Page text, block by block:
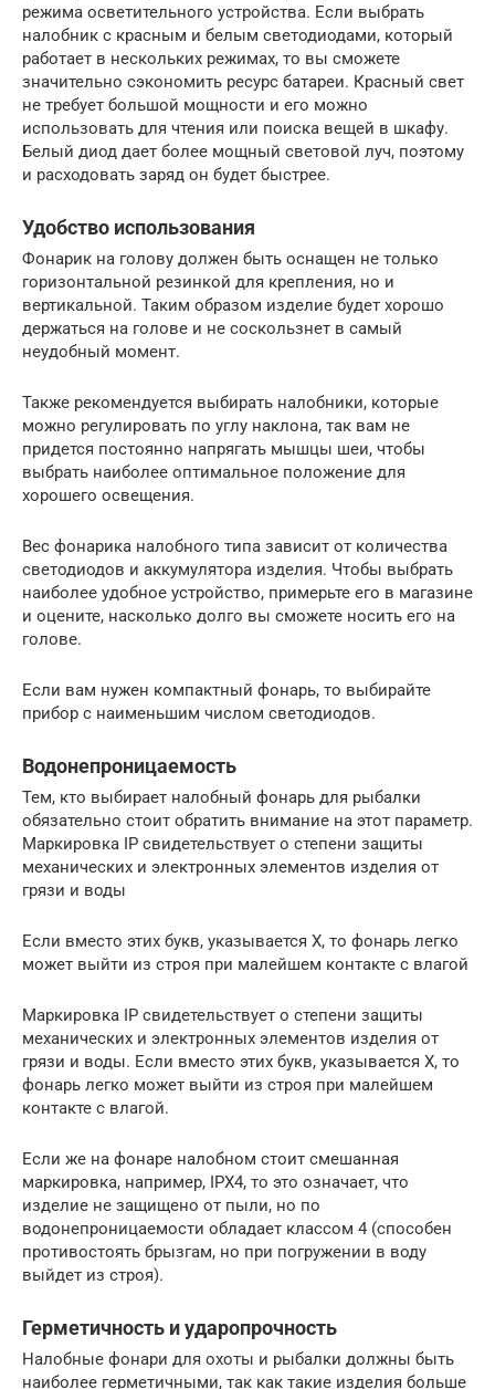
режима осветительного устройства. Если выбрать
налобник с красным и белым светодиодами, который
работает в нескольких режимах, то вы сможете
значительно сэкономить ресурс батареи. Красный свет
не требует большой мощности и его можно
использовать для чтения или поиска вещей в шкафу.
Белый диод дает более мощный световой луч, поэтому
и расходовать заряд он будет быстрее.
Удобство использования
Фонарик на голову должен быть оснащен не только
горизонтальной резинкой для крепления, но и
вертикальной. Таким образом изделие будет хорошо
держаться на голове и не соскользнет в самый
неудобный момент.
Также рекомендуется выбирать налобники, которые
можно регулировать по углу наклона, так вам не
придется постоянно напрягать мышцы шеи, чтобы
выбрать наиболее оптимальное положение для
хорошего освещения.
Вес фонарика налобного типа зависит от количества
светодиодов и аккумулятора изделия. Чтобы выбрать
наиболее удобное устройство, примерьте его в магазине
и оцените, насколько долго вы сможете носить его на
голове.
Если вам нужен компактный фонарь, то выбирайте
прибор с наименьшим числом светодиодов.
Водонепроницаемость
Тем, кто выбирает налобный фонарь для рыбалки
обязательно стоит обратить внимание на этот параметр.
Маркировка IP свидетельствует о степени защиты
механических и электронных элементов изделия от
грязи и воды
Если вместо этих букв, указывается X, то фонарь легко
может выйти из строя при малейшем контакте с влагой
Маркировка IP свидетельствует о степени защиты
механических и электронных элементов изделия от
грязи и воды. Если вместо этих букв, указывается X, то
фонарь легко может выйти из строя при малейшем
контакте с влагой.
Если же на фонаре налобном стоит смешанная
маркировка, например, IPX4, то это означает, что
изделие не защищено от пыли, но по
водонепроницаемости обладает классом 4 (способен
противостоять брызгам, но при погружении в воду
выйдет из строя).
Герметичность и ударопрочность
Налобные фонари для охоты и рыбалки должны быть
наиболее герметичными, так как такие изделия больше